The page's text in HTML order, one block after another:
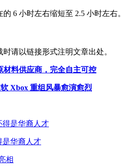
6 小时左右缩短至 2.5 小时左右。
请以链接形式注明文章出处。
料供应商，完全自主可控
Xbox 重组风暴愈演愈烈
是华裔人才